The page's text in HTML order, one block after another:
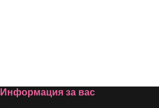
Footer
Информация за вас